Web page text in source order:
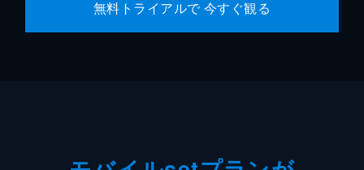
無料トライアルで 今すぐ観る